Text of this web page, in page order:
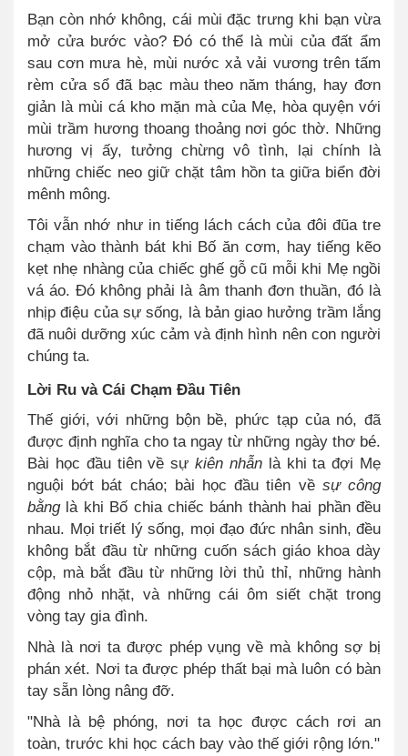
Bạn còn nhớ không, cái mùi đặc trưng khi bạn vừa
mở cửa bước vào? Đó có thể là mùi của đất ẩm
sau cơn mưa hè, mùi nước xả vải vương trên tấm
rèm cửa sổ đã bạc màu theo năm tháng, hay đơn
giản là mùi cá kho mặn mà của Mẹ, hòa quyện với
mùi trầm hương thoang thoảng nơi góc thờ. Những
hương vị ấy, tưởng chừng vô tình, lại chính là
những chiếc neo giữ chặt tâm hồn ta giữa biển đời
mênh mông.
Tôi vẫn nhớ như in tiếng lách cách của đôi đũa tre
chạm vào thành bát khi Bố ăn cơm, hay tiếng kẽo
kẹt nhẹ nhàng của chiếc ghế gỗ cũ mỗi khi Mẹ ngồi
vá áo. Đó không phải là âm thanh đơn thuần, đó là
nhịp điệu của sự sống, là bản giao hưởng trầm lắng
đã nuôi dưỡng xúc cảm và định hình nên con người
chúng ta.
Lời Ru và Cái Chạm Đầu Tiên
Thế giới, với những bộn bề, phức tạp của nó, đã
được định nghĩa cho ta ngay từ những ngày thơ bé.
Bài học đầu tiên về sự kiên nhẫnlà khi ta đợi Mẹ
nguội bớt bát cháo; bài học đầu tiên về sự công
bằnglà khi Bố chia chiếc bánh thành hai phần đều
nhau. Mọi triết lý sống, mọi đạo đức nhân sinh, đều
không bắt đầu từ những cuốn sách giáo khoa dày
cộp, mà bắt đầu từ những lời thủ thỉ, những hành
động nhỏ nhặt, và những cái ôm siết chặt trong
vòng tay gia đình.
Nhà là nơi ta được phép vụng về mà không sợ bị
phán xét. Nơi ta được phép thất bại mà luôn có bàn
tay sẵn lòng nâng đỡ.
"Nhà là bệ phóng, nơi ta học được cách rơi an
toàn, trước khi học cách bay vào thế giới rộng lớn."